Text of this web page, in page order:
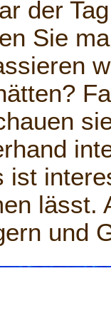
der
Sie
ist
lässt.
und